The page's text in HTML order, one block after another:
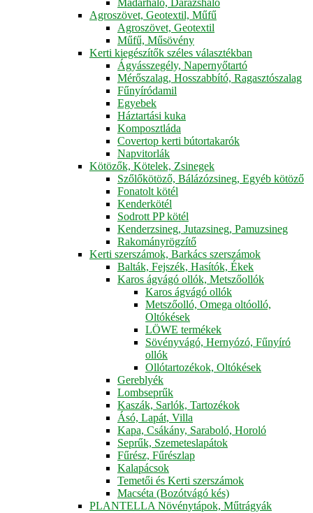
Agroszövet, Geotextil, Műfű
Agroszövet, Geotextil
Műfű, Műsövény
Kerti kiegészítők széles választékban
Ágyásszegély, Napernyőtartó
Mérőszalag, Hosszabbító, Ragasztószalag
Fűnyíródamil
Egyebek
Háztartási kuka
Komposztláda
Covertop kerti bútortakarók
Napvitorlák
Kötözők, Kötelek, Zsinegek
Szőlőkötöző, Bálázózsineg, Egyéb kötöző
Fonatolt kötél
Kenderkötél
Sodrott PP kötél
Kenderzsineg, Jutazsineg, Pamuzsineg
Rakományrögzítő
Kerti szerszámok, Barkács szerszámok
Balták, Fejszék, Hasítók, Ékek
Karos ágvágó ollók, Metszőollók
Karos ágvágó ollók
Metszőolló, Omega oltóolló,
Oltókések
LÖWE termékek
Sövényvágó, Hernyózó, Fűnyíró
ollók
Ollótartozékok, Oltókések
Gereblyék
Lombseprűk
Kaszák, Sarlók, Tartozékok
Ásó, Lapát, Villa
Kapa, Csákány, Saraboló, Horoló
Seprűk, Szemeteslapátok
Fűrész, Fűrészlap
Kalapácsok
Temetői és Kerti szerszámok
Macséta (Bozótvágó kés)
PLANTELLA Növénytápok, Műtrágyák